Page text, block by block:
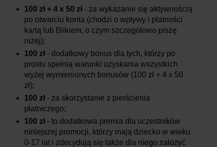
100 zł + 4 x 50 zł - za wykazanie się aktywnością
po otwarciu konta (chodzi o wpływy i płatności
kartą lub Blikiem, o czym szczegółowo piszę
niżej);
100 zł- dodatkowy bonus dla tych, którzy po
prostu spełnią warunki uzyskania wszystkich
wyżej wymienionych bonusów (100 zł + 4 x 50
zł);
100 zł - za skorzystanie z pierścienia
płatniczego;
100 zł- to dodatkowa premia dla uczestników
niniejszej promocji, którzy mają dziecko w wieku
0-17 lat i zdecydują się także dla niego założyć